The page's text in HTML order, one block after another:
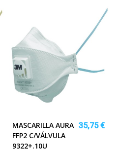
MASCARILLA AURA
FFP2 C/VÁLVULA
9322+.10U
35,75 €